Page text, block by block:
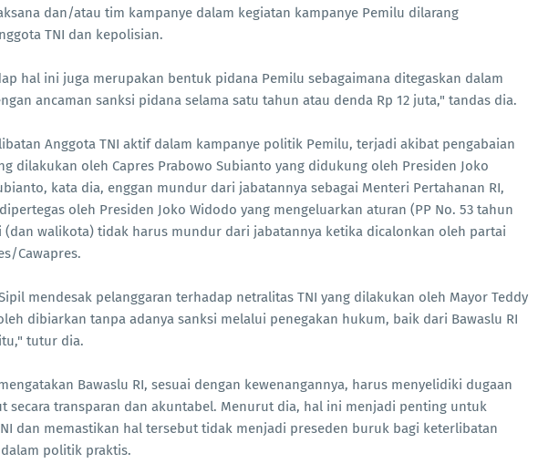
dan/atau tim kampanye dalam kegiatan kampanye Pemilu dilarang
TNI dan kepolisian.
hal ini juga merupakan bentuk pidana Pemilu sebagaimana ditegaskan dalam
ancaman sanksi pidana selama satu tahun atau denda Rp 12 juta," tandas dia.
Anggota TNI aktif dalam kampanye politik Pemilu, terjadi akibat pengabaian
dilakukan oleh Capres Prabowo Subianto yang didukung oleh Presiden Joko
kata dia, enggan mundur dari jabatannya sebagai Menteri Pertahanan RI,
oleh Presiden Joko Widodo yang mengeluarkan aturan (PP No. 53 tahun
(dan walikota) tidak harus mundur dari jabatannya ketika dicalonkan oleh partai
Cawapres.
mendesak pelanggaran terhadap netralitas TNI yang dilakukan oleh Mayor Teddy
dibiarkan tanpa adanya sanksi melalui penegakan hukum, baik dari Bawaslu RI
tutur dia.
Bawaslu RI, sesuai dengan kewenangannya, harus menyelidiki dugaan
secara transparan dan akuntabel. Menurut dia, hal ini menjadi penting untuk
dan memastikan hal tersebut tidak menjadi preseden buruk bagi keterlibatan
politik praktis.